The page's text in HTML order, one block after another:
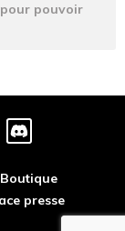
pour pouvoir
Boutique
presse